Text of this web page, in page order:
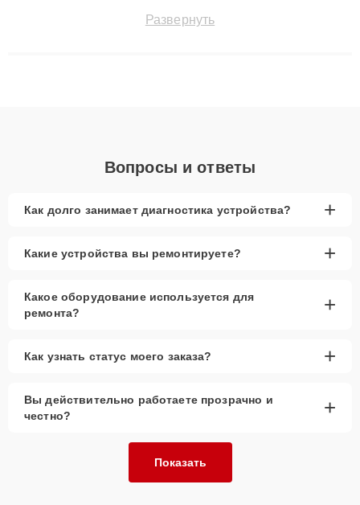
технику с сохранением гарантии до 3 лет. Наши мастера
Развернуть
Вопросы и ответы
Как долго занимает диагностика устройства? +
Какие устройства вы ремонтируете? +
Какое оборудование используется для
ремонта?
+
Как узнать статус моего заказа? +
Вы действительно работаете прозрачно и
честно?
+
Показать